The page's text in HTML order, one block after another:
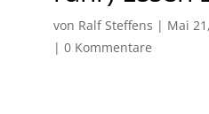
von Ralf Steffens | Mai
| 0 Kommentare